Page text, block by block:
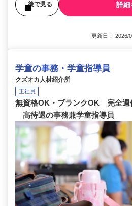
後で見る 詳細
更新日：
学童の事務・学童指導員
クズオカ人材紹介所
正社員
無資格OK・ブランクOK 完全週
高待遇の事務兼学童指導員